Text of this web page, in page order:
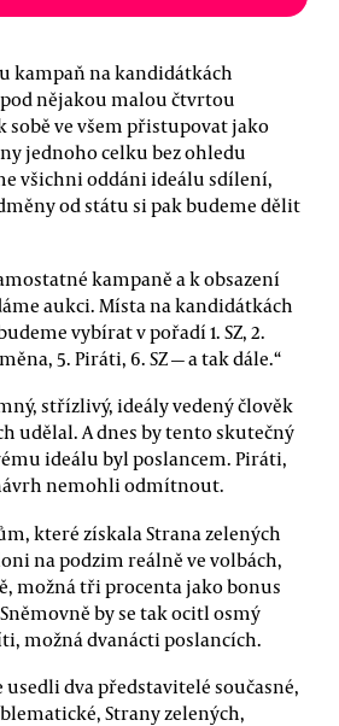
kampaň na kandidátkách
nějakou malou čtvrtou
sobě ve všem přistupovat jako
jednoho celku bez ohledu
všichni oddáni ideálu sdílení,
od státu si pak budeme dělit
kampaně a k obsazení
aukci. Místa na kandidátkách
vybírat v pořadí 1. SZ, 2.
5. Piráti, 6. SZ — a tak dále.“
střízlivý, ideály vedený člověk
udělal. A dnes by tento skutečný
ideálu byl poslancem. Piráti,
nemohli odmítnout.
které získala Strana zelených
na podzim reálně ve volbách,
možná tři procenta jako bonus
by se tak ocitl osmý
možná dvanácti poslancích.
usedli dva představitelé současné,
Strany zelených,